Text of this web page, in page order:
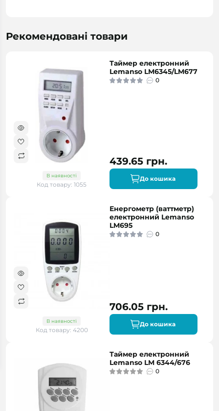
Рекомендовані товари
В наявності
Код товару: 1055
Таймер електронний
Lemanso LM6345/LM677
0
439.65 грн.
До кошика
В наявності
Код товару: 4200
Енергометр (ваттметр)
електронний Lemanso
LM695
0
706.05 грн.
До кошика
Таймер електронний
Lemanso LM 6344/676
0